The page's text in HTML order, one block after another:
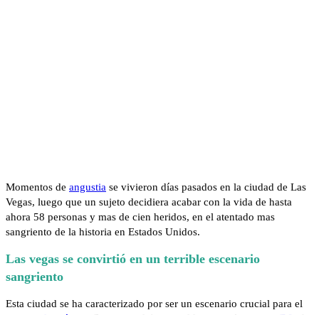
Momentos de angustia se vivieron días pasados en la ciudad de Las
Vegas, luego que un sujeto decidiera acabar con la vida de hasta
ahora 58 personas y mas de cien heridos, en el atentado mas
sangriento de la historia en Estados Unidos.
Las vegas se convirtió en un terrible escenario
sangriento
Esta ciudad se ha caracterizado por ser un escenario crucial para el